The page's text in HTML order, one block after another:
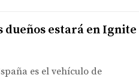
dueños estará en Ignite
es el vehículo de